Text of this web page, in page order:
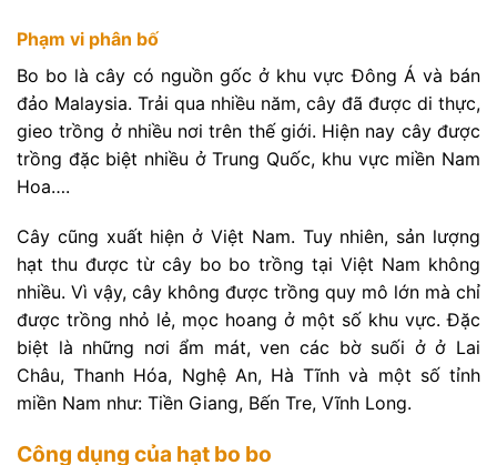
Phạm vi phân bố
Bo bo là cây có nguồn gốc ở khu vực Đông Á và bán
đảo Malaysia. Trải qua nhiều năm, cây đã được di thực,
gieo trồng ở nhiều nơi trên thế giới. Hiện nay cây được
trồng đặc biệt nhiều ở Trung Quốc, khu vực miền Nam
Hoa….
Cây cũng xuất hiện ở Việt Nam. Tuy nhiên, sản lượng
hạt thu được từ cây bo bo trồng tại Việt Nam không
nhiều. Vì vậy, cây không được trồng quy mô lớn mà chỉ
được trồng nhỏ lẻ, mọc hoang ở một số khu vực. Đặc
biệt là những nơi ẩm mát, ven các bờ suối ở ở Lai
Châu, Thanh Hóa, Nghệ An, Hà Tĩnh và một số tỉnh
miền Nam như: Tiền Giang, Bến Tre, Vĩnh Long.
Công dụng của hạt bo bo